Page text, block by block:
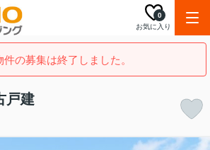
お気に入り
0
件の募集は終了しました。
戸建